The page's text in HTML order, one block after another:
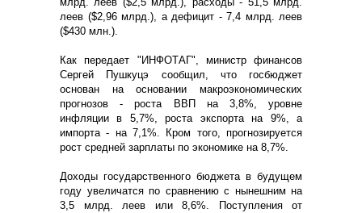
леев ($2,96 млрд.), а дефицит - 7,4 млрд. леев
($430 млн.).
Как передает "ИНФОТАГ", министр финансов
Сергей Пушкуцэ сообщил, что госбюджет
основан на основании макроэкономических
прогнозов - роста ВВП на 3,8%, уровне
инфляции в 5,7%, роста экспорта на 9%, а
импорта - на 7,1%. Кром того, прогнозируется
рост средней зарплаты по экономике на 8,7%.
Доходы государственного бюджета в будущем
году увеличатся по сравнению с нынешним на
3,5 млрд. леев или 8,6%. Поступления от